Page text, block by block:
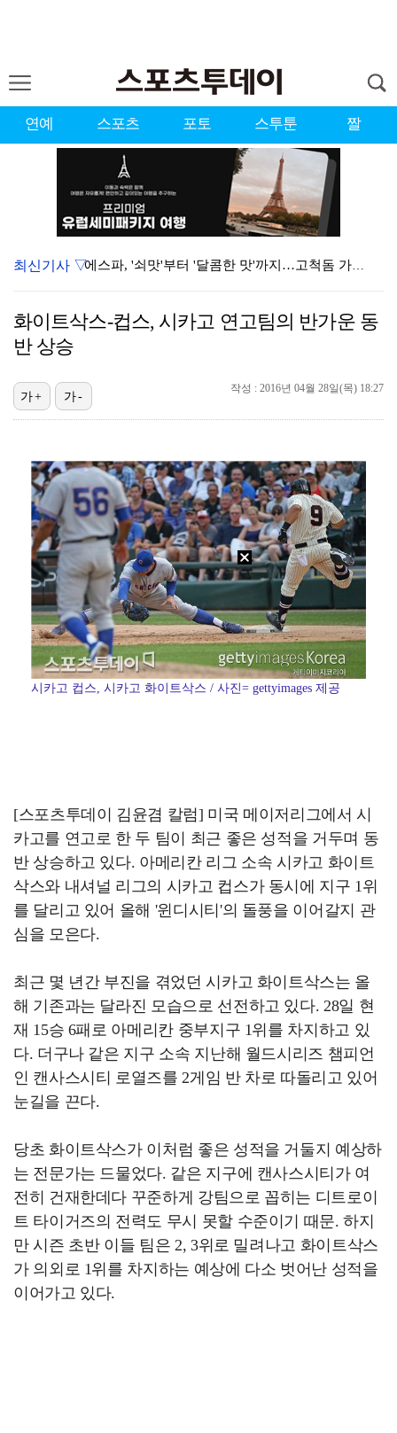
연예 스포츠 포토 스투툰 짤
에스파, '쇠맛'부터 '달콤한 맛'까지…고척돔 가득 채…
'리그 2연패 정조준' 아스널, 뉴캐슬서 기마랑이스 영…
에스파, 고척돔 입성…공연 시작 40분 만에 첫 인사 …
"언론사 대표·국회의원도"…최연청, 판사 남편까지 화려…
박지민 아나운서 "발리까지 갔는데…'피의 게임2' 출연…
'첫 승 도전' 장은수 "우승 의식하기보다 내 플레이에…
'서명관·야고 연속골' 울산, 동해안 더비서 포항 제압…
최신기사 ▽
화이트삭스-컵스, 시카고 연고팀의 반가운 동
반 상승
작성 : 2016년 04월 28일(목) 18:27
가+ 가-
시카고 컵스, 시카고 화이트삭스 / 사진= gettyimages 제공
[스포츠투데이 김윤겸 칼럼] 미국 메이저리그에서 시
카고를 연고로 한 두 팀이 최근 좋은 성적을 거두며 동
반 상승하고 있다. 아메리칸 리그 소속 시카고 화이트
삭스와 내셔널 리그의 시카고 컵스가 동시에 지구 1위
를 달리고 있어 올해 '윈디시티'의 돌풍을 이어갈지 관
심을 모은다.
최근 몇 년간 부진을 겪었던 시카고 화이트삭스는 올
해 기존과는 달라진 모습으로 선전하고 있다. 28일 현
재 15승 6패로 아메리칸 중부지구 1위를 차지하고 있
다. 더구나 같은 지구 소속 지난해 월드시리즈 챔피언
인 캔사스시티 로열즈를 2게임 반 차로 따돌리고 있어
눈길을 끈다.
당초 화이트삭스가 이처럼 좋은 성적을 거둘지 예상하
는 전문가는 드물었다. 같은 지구에 캔사스시티가 여
전히 건재한데다 꾸준하게 강팀으로 꼽히는 디트로이
트 타이거즈의 전력도 무시 못할 수준이기 때문. 하지
만 시즌 초반 이들 팀은 2, 3위로 밀려나고 화이트삭스
가 의외로 1위를 차지하는 예상에 다소 벗어난 성적을
이어가고 있다.